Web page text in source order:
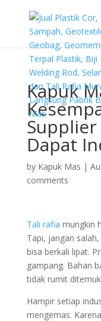
Kapuk
Supplier
Dapat
by Kapuk Mas |
comments
Tali rafia mungkin
Tapi, jangan
bisa berkali lipat.
gampang. Bahan
tidak rumit
Hampir setiap
mengemas.